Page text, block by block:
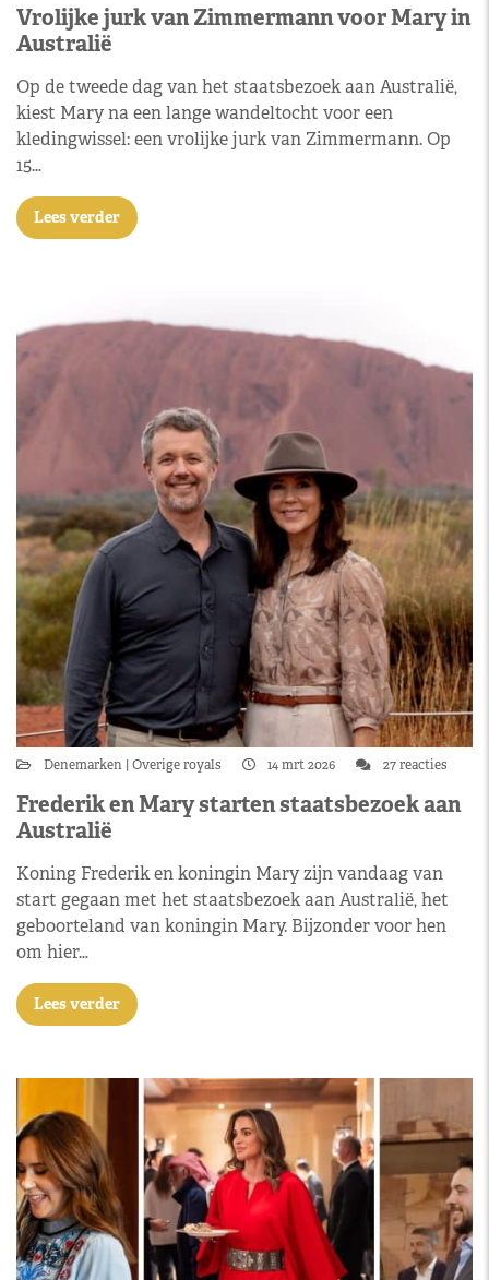
Vrolijke jurk van Zimmermann voor Mary in
Australië
Op de tweede dag van het staatsbezoek aan Australië,
kiest Mary na een lange wandeltocht voor een
kledingwissel: een vrolijke jurk van Zimmermann. Op
15…
Lees verder
Denemarken Overige royals 14 mrt 2026 27 reacties
Frederik en Mary starten staatsbezoek aan
Australië
Koning Frederik en koningin Mary zijn vandaag van
start gegaan met het staatsbezoek aan Australië, het
geboorteland van koningin Mary. Bijzonder voor hen
om hier…
Lees verder